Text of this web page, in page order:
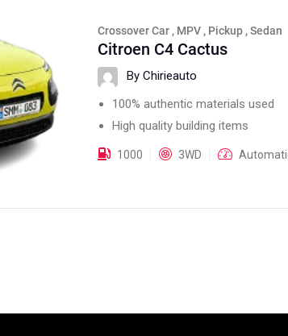
Crossover Car , MPV , Pickup , Sedan
Citroen C4 Cactus
By Chirieauto
100% authentic materials used
High quality building items
1000 3WD